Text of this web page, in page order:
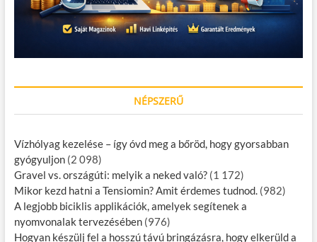
NÉPSZERŰ
Vízhólyag kezelése – így óvd meg a bőröd, hogy gyorsabban
gyógyuljon (2 098)
Gravel vs. országúti: melyik a neked való? (1 172)
Mikor kezd hatni a Tensiomin? Amit érdemes tudnod. (982)
A legjobb biciklis applikációk, amelyek segítenek a
nyomvonalak tervezésében (976)
Hogyan készülj fel a hosszú távú bringázásra, hogy elkerüld a